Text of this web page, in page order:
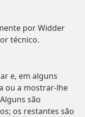
por Widder
técnico.
e, em alguns
ou a mostrar-lhe
são
os restantes são